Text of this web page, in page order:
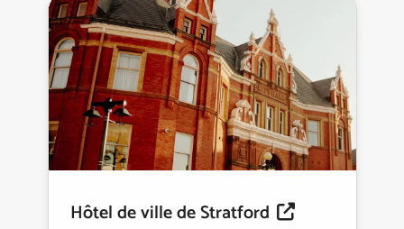
Hôtel de ville de Stratford